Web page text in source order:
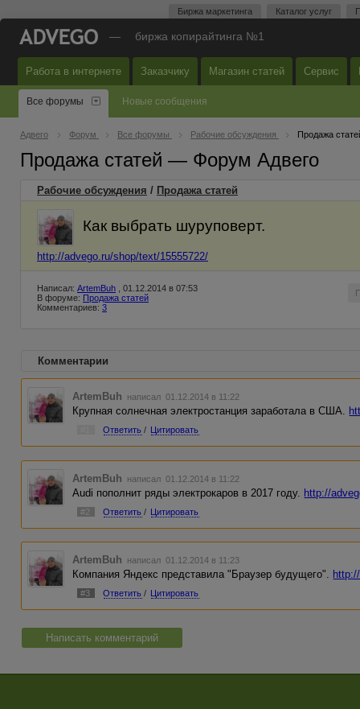
Биржа маркетинга Каталог услуг
— биржа копирайтинга №1
Работа в интернете Заказчику Магазин статей Сервис
Все форумы Новые сообщения
Адвего Форум Все форумы Рабочие обсуждения Продажа
Продажа статей — Форум Адвего
Рабочие обсуждения / Продажа статей
Как выбрать шуруповерт.
http://advego.ru/shop/text/15555722/
Написал: ArtemBuh , 01.12.2014 в 07:53
В форуме: Продажа статей
Комментариев: 3
Комментарии
ArtemBuh написал 01.12.2014 в 11:22
Крупная солнечная электростанция заработала в США.
Ответить / Цитировать
ArtemBuh написал 01.12.2014 в 11:22
Audi пополнит ряды электрокаров в 2017 году. http://
#2 Ответить / Цитировать
ArtemBuh написал 01.12.2014 в 11:23
Компания Яндекс представила "Браузер будущего".
#3 Ответить / Цитировать
Написать комментарий